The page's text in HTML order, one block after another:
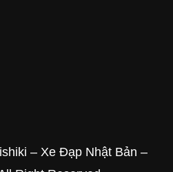
– Xe Đạp Nhật Bản –